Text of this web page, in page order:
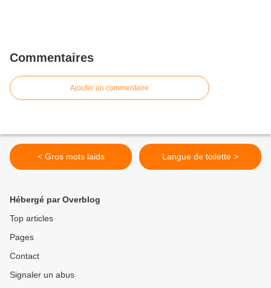
Commentaires
Ajouter un commentaire
< Gros mots laids Langue de toilette >
Hébergé par Overblog
Top articles
Pages
Contact
Signaler un abus